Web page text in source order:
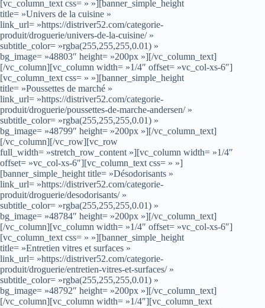
[vc_column_text css= » »][banner_simple_height
title= »Univers de la cuisine »
link_url= »https://distriver52.com/categorie-
produit/droguerie/univers-de-la-cuisine/ »
subtitle_color= »rgba(255,255,255,0.01) »
bg_image= »48803″ height= »200px »][/vc_column_text]
[/vc_column][vc_column width= »1/4″ offset= »vc_col-xs-6″]
[vc_column_text css= » »][banner_simple_height
title= »Poussettes de marché »
link_url= »https://distriver52.com/categorie-
produit/droguerie/poussettes-de-marche-andersen/ »
subtitle_color= »rgba(255,255,255,0.01) »
bg_image= »48799″ height= »200px »][/vc_column_text]
[/vc_column][/vc_row][vc_row
full_width= »stretch_row_content »][vc_column width= »1/4″
offset= »vc_col-xs-6″][vc_column_text css= » »]
[banner_simple_height title= »Désodorisants »
link_url= »https://distriver52.com/categorie-
produit/droguerie/desodorisants/ »
subtitle_color= »rgba(255,255,255,0.01) »
bg_image= »48784″ height= »200px »][/vc_column_text]
[/vc_column][vc_column width= »1/4″ offset= »vc_col-xs-6″]
[vc_column_text css= » »][banner_simple_height
title= »Entretien vitres et surfaces »
link_url= »https://distriver52.com/categorie-
produit/droguerie/entretien-vitres-et-surfaces/ »
subtitle_color= »rgba(255,255,255,0.01) »
bg_image= »48792″ height= »200px »][/vc_column_text]
[/vc_column][vc_column width= »1/4″][vc_column_text